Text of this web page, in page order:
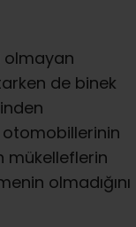
olmayan
de binek
otomobillerinin
mükelleflerin
olmadığını